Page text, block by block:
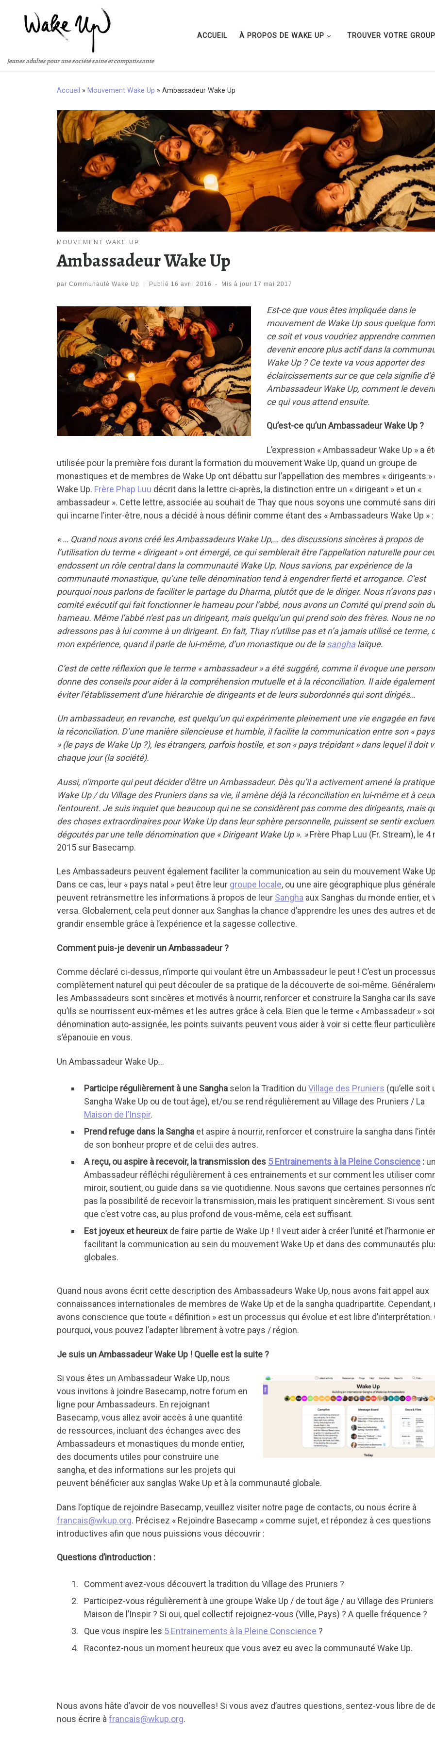
Passer au contenu
Jeunes adultes pour une société saine et compatissante
ACCUEIL À PROPOS DE WAKE UP TROUVER VOTRE
Accueil » Mouvement Wake Up » Ambassadeur Wake Up
MOUVEMENT WAKE UP
Ambassadeur Wake Up
par Communauté Wake Up | Publié 16 avril 2016 - Mis à jour 17 mai 2017
Est-ce que vous êtes impliquée dans le
mouvement de Wake Up sous quelque
ce soit et vous voudriez apprendre
devenir encore plus actif dans la
Wake Up ? Ce texte va vous apporter des
éclaircissements sur ce que cela signifie
Ambassadeur Wake Up, comment le
ce qui vous attend ensuite.
Qu’est-ce qu’un Ambassadeur Wake Up ?
L’expression « Ambassadeur Wake Up » a
utilisée pour la première fois durant la formation du mouvement Wake Up, quand un groupe de
monastiques et de membres de Wake Up ont débattu sur l’appellation des membres « dirigeants »
Wake Up. Frère Phap Luu décrit dans la lettre ci-après, la distinction entre un « dirigeant » et un «
ambassadeur ». Cette lettre, associée au souhait de Thay que nous soyons une commuté sans
qui incarne l’inter-être, nous a décidé à nous définir comme étant des « Ambassadeurs Wake Up » :
« … Quand nous avons créé les Ambassadeurs Wake Up,… des discussions sincères à propos de
l’utilisation du terme « dirigeant » ont émergé, ce qui semblerait être l’appellation naturelle pour
endossent un rôle central dans la communauté Wake Up. Nous savions, par expérience de la
communauté monastique, qu’une telle dénomination tend à engendrer fierté et arrogance. C’est
pourquoi nous parlons de faciliter le partage du Dharma, plutôt que de le diriger. Nous n’avons pas
comité exécutif qui fait fonctionner le hameau pour l’abbé, nous avons un Comité qui prend soin du
hameau. Même l’abbé n’est pas un dirigeant, mais quelqu’un qui prend soin des frères. Nous ne
adressons pas à lui comme à un dirigeant. En fait, Thay n’utilise pas et n’a jamais utilisé ce terme,
mon expérience, quand il parle de lui-même, d’un monastique ou de lasangha laïque.
C’est de cette réflexion que le terme « ambassadeur » a été suggéré, comme il évoque une
donne des conseils pour aider à la compréhension mutuelle et à la réconciliation. Il aide
éviter l’établissement d’une hiérarchie de dirigeants et de leurs subordonnés qui sont dirigés…
Un ambassadeur, en revanche, est quelqu’un qui expérimente pleinement une vie engagée en
la réconciliation. D’une manière silencieuse et humble, il facilite la communication entre son «
» (le pays de Wake Up ?), les étrangers, parfois hostile, et son « pays trépidant » dans lequel il doit
chaque jour (la société).
Aussi, n’importe qui peut décider d’être un Ambassadeur. Dès qu’il a activement amené la
Wake Up / du Village des Pruniers dans sa vie, il amène déjà la réconciliation en lui-même et à
l’entourent. Je suis inquiet que beaucoup qui ne se considèrent pas comme des dirigeants, mais
des choses extraordinaires pour Wake Up dans leur sphère personnelle, puissent se sentir
dégoutés par une telle dénomination que « Dirigeant Wake Up ». »Frère Phap Luu (Fr. Stream), le 4
2015 sur Basecamp.
Les Ambassadeurs peuvent également faciliter la communication au sein du mouvement Wake
Dans ce cas, leur « pays natal » peut être leur groupe locale, ou une aire géographique plus
peuvent retransmettre les informations à propos de leur Sangha aux Sanghas du monde entier, et
versa. Globalement, cela peut donner aux Sanghas la chance d’apprendre les unes des autres et de
grandir ensemble grâce à l’expérience et la sagesse collective.
Comment puis-je devenir un Ambassadeur ?
Comme déclaré ci-dessus, n’importe qui voulant être un Ambassadeur le peut ! C’est un
complètement naturel qui peut découler de sa pratique de la découverte de soi-même.
les Ambassadeurs sont sincères et motivés à nourrir, renforcer et construire la Sangha car ils
qu’ils se nourrissent eux-mêmes et les autres grâce à cela. Bien que le terme « Ambassadeur »
dénomination auto-assignée, les points suivants peuvent vous aider à voir si cette fleur
s’épanouie en vous.
Un Ambassadeur Wake Up…
Participe régulièrement à une Sangha selon la Tradition du Village des Pruniers (qu’elle soit
Sangha Wake Up ou de tout âge), et/ou se rend régulièrement au Village des Pruniers / La
Maison de l’Inspir.
Prend refuge dans la Sangha et aspire à nourrir, renforcer et construire la sangha dans
de son bonheur propre et de celui des autres.
A reçu, ou aspire à recevoir, la transmission des 5 Entrainements à la Pleine Conscience : un
Ambassadeur réfléchi régulièrement à ces entrainements et sur comment les utiliser
miroir, soutient, ou guide dans sa vie quotidienne. Nous savons que certaines personnes
pas la possibilité de recevoir la transmission, mais les pratiquent sincèrement. Si vous
que c’est votre cas, au plus profond de vous-même, cela est suffisant.
Est joyeux et heureuxde faire partie de Wake Up ! Il veut aider à créer l’unité et l’harmonie
facilitant la communication au sein du mouvement Wake Up et dans des communautés
globales.
Quand nous avons écrit cette description des Ambassadeurs Wake Up, nous avons fait appel aux
connaissances internationales de membres de Wake Up et de la sangha quadripartite. Cependant,
avons conscience que toute « définition » est un processus qui évolue et est libre d’interprétation.
pourquoi, vous pouvez l’adapter librement à votre pays / région.
Je suis un Ambassadeur Wake Up ! Quelle est la suite ?
Si vous êtes un Ambassadeur Wake Up, nous
vous invitons à joindre Basecamp, notre forum en
ligne pour Ambassadeurs. En rejoignant
Basecamp, vous allez avoir accès à une quantité
de ressources, incluant des échanges avec des
Ambassadeurs et monastiques du monde entier,
des documents utiles pour construire une
sangha, et des informations sur les projets qui
peuvent bénéficier aux sanglas Wake Up et à la communauté globale.
Dans l’optique de rejoindre Basecamp, veuillez visiter notre page de contacts, ou nous écrire à
francais@wkup.org. Précisez « Rejoindre Basecamp » comme sujet, et répondez à ces questions
introductives afin que nous puissions vous découvrir :
Questions d’introduction :
Comment avez-vous découvert la tradition du Village des Pruniers ?
Participez-vous régulièrement à une groupe Wake Up / de tout âge / au Village des Pruniers
Maison de l’Inspir ? Si oui, quel collectif rejoignez-vous (Ville, Pays) ? A quelle fréquence ?
Que vous inspire les 5 Entrainements à la Pleine Conscience ?
Racontez-nous un moment heureux que vous avez eu avec la communauté Wake Up.
Nous avons hâte d’avoir de vos nouvelles! Si vous avez d’autres questions, sentez-vous libre de
nous écrire à francais@wkup.org.